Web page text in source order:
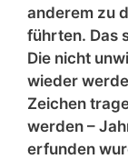
anderem zu
führten. Das
Die nicht
wieder
Zeichen
werden –
erfunden